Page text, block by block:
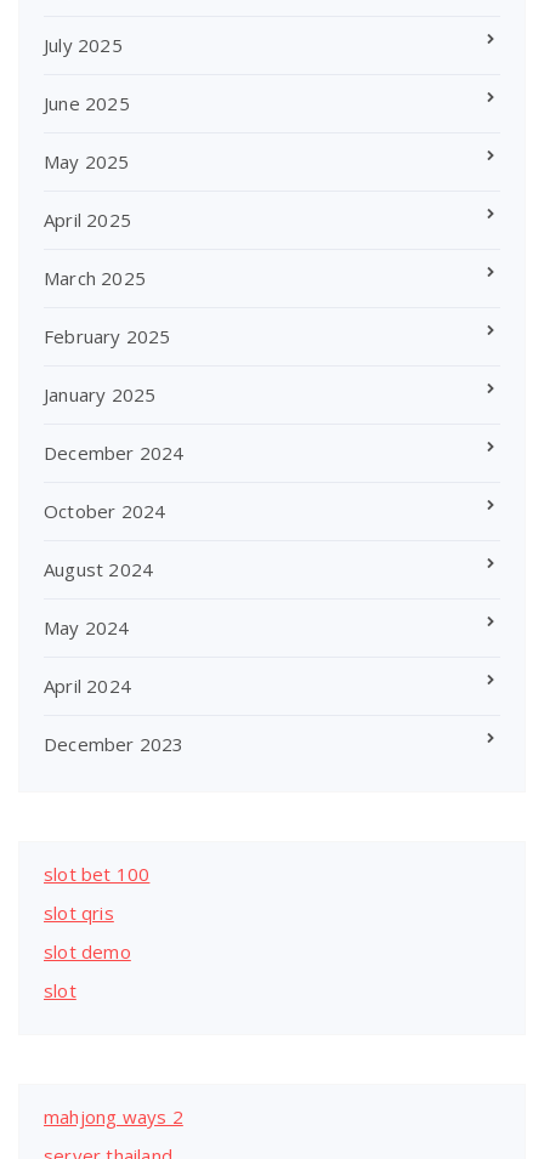
July 2025
June 2025
May 2025
April 2025
March 2025
February 2025
January 2025
December 2024
October 2024
August 2024
May 2024
April 2024
December 2023
slot bet 100
slot qris
slot demo
slot
mahjong ways 2